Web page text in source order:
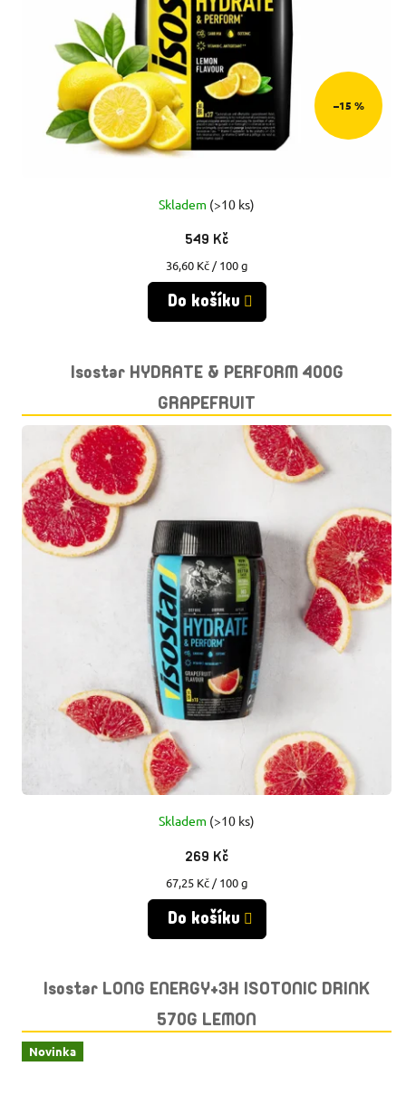
–15 %
Skladem (>10 ks)
549 Kč
Měrná
cena:
36,60 Kč / 100 g
Do košíku
Isostar HYDRATE & PERFORM 400G
GRAPEFRUIT
Skladem (>10 ks)
269 Kč
Měrná
cena:
67,25 Kč / 100 g
Do košíku
Isostar LONG ENERGY+3H ISOTONIC DRINK
570G LEMON
Novinka